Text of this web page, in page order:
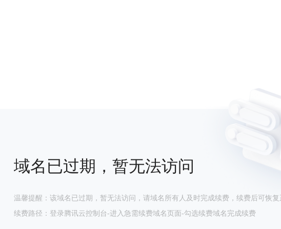
域名已过期，暂无法访问
温馨提醒：该域名已过期，暂无法访问，请域名所有人及时完成续费，续费后可恢复
续费路径：登录腾讯云控制台-进入急需续费域名页面-勾选续费域名完成续费